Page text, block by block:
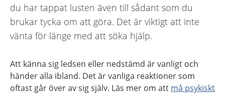
du har tappat lusten även till sådant som du
brukar tycka om att göra. Det är viktigt att inte
vänta för länge med att söka hjälp.
Att känna sig ledsen eller nedstämd är vanligt och
händer alla ibland. Det är vanliga reaktioner som
oftast går över av sig själv. Läs mer om att må psykiskt